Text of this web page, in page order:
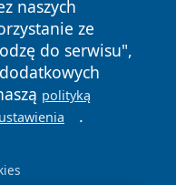
naszych
ze
do serwisu",
polityką
.
Polityka
Cookies